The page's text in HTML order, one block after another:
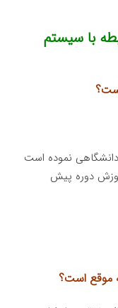
با سیستم
نموده است
آموزش دوره پیش
موقع است؟